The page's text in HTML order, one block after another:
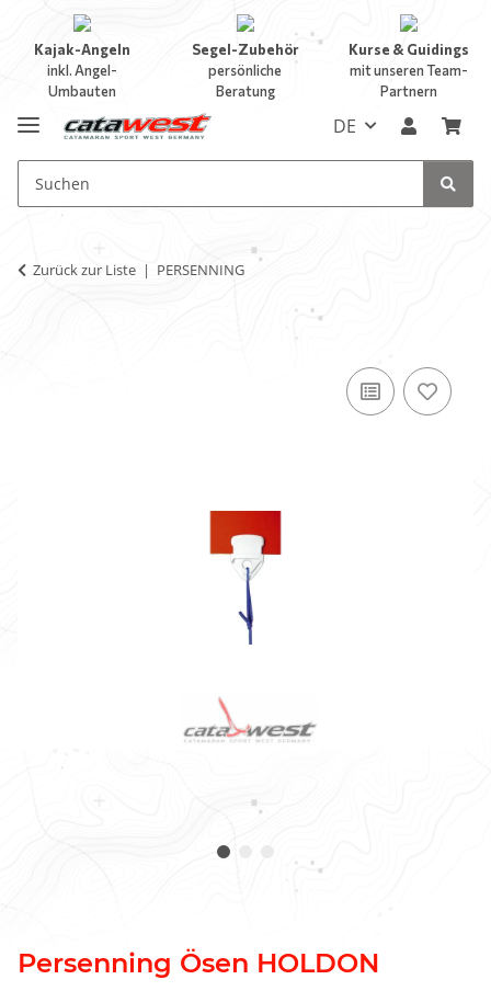
Kajak-Angeln
inkl. Angel-
Umbauten
Segel-Zubehör
persönliche
Beratung
Kurse & Guidings
mit unseren Team-
Partnern
DE
Zurück zur Liste PERSENNING
Persenning Ösen HOLDON